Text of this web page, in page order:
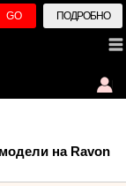
GO ПОДРОБНО
на Ravon